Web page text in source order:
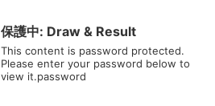
保護中: Draw & Result
This content is password protected.
Please enter your password below to
view it.password